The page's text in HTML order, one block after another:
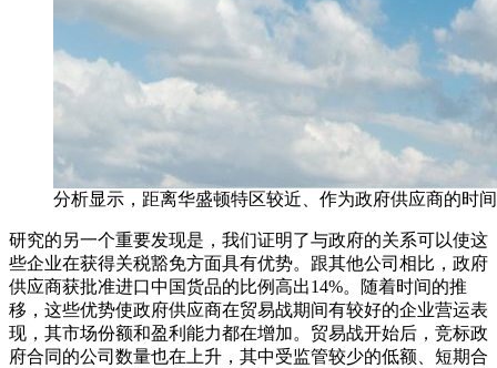
分析显示，距离华盛顿特区较近、作为政府供应商的时
研究的另一个重要发现是，我们证明了与政府的关系可以使这
些企业在获得关税豁免方面具有优势。跟其他公司相比，政府
供应商获批准进口中国货品的比例高出14%。随着时间的推
移，这些优势使政府供应商在贸易战期间有较好的企业营运表
现，其市场份额和盈利能力都在增加。贸易战开始后，竞标政
府合同的公司数量也在上升，其中受监管较少的低额、短期合